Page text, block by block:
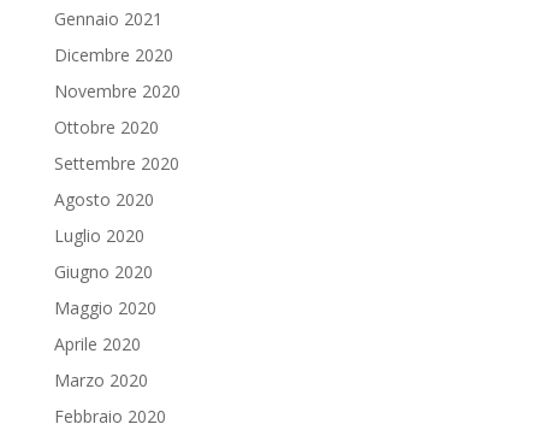
Gennaio 2021
Dicembre 2020
Novembre 2020
Ottobre 2020
Settembre 2020
Agosto 2020
Luglio 2020
Giugno 2020
Maggio 2020
Aprile 2020
Marzo 2020
Febbraio 2020